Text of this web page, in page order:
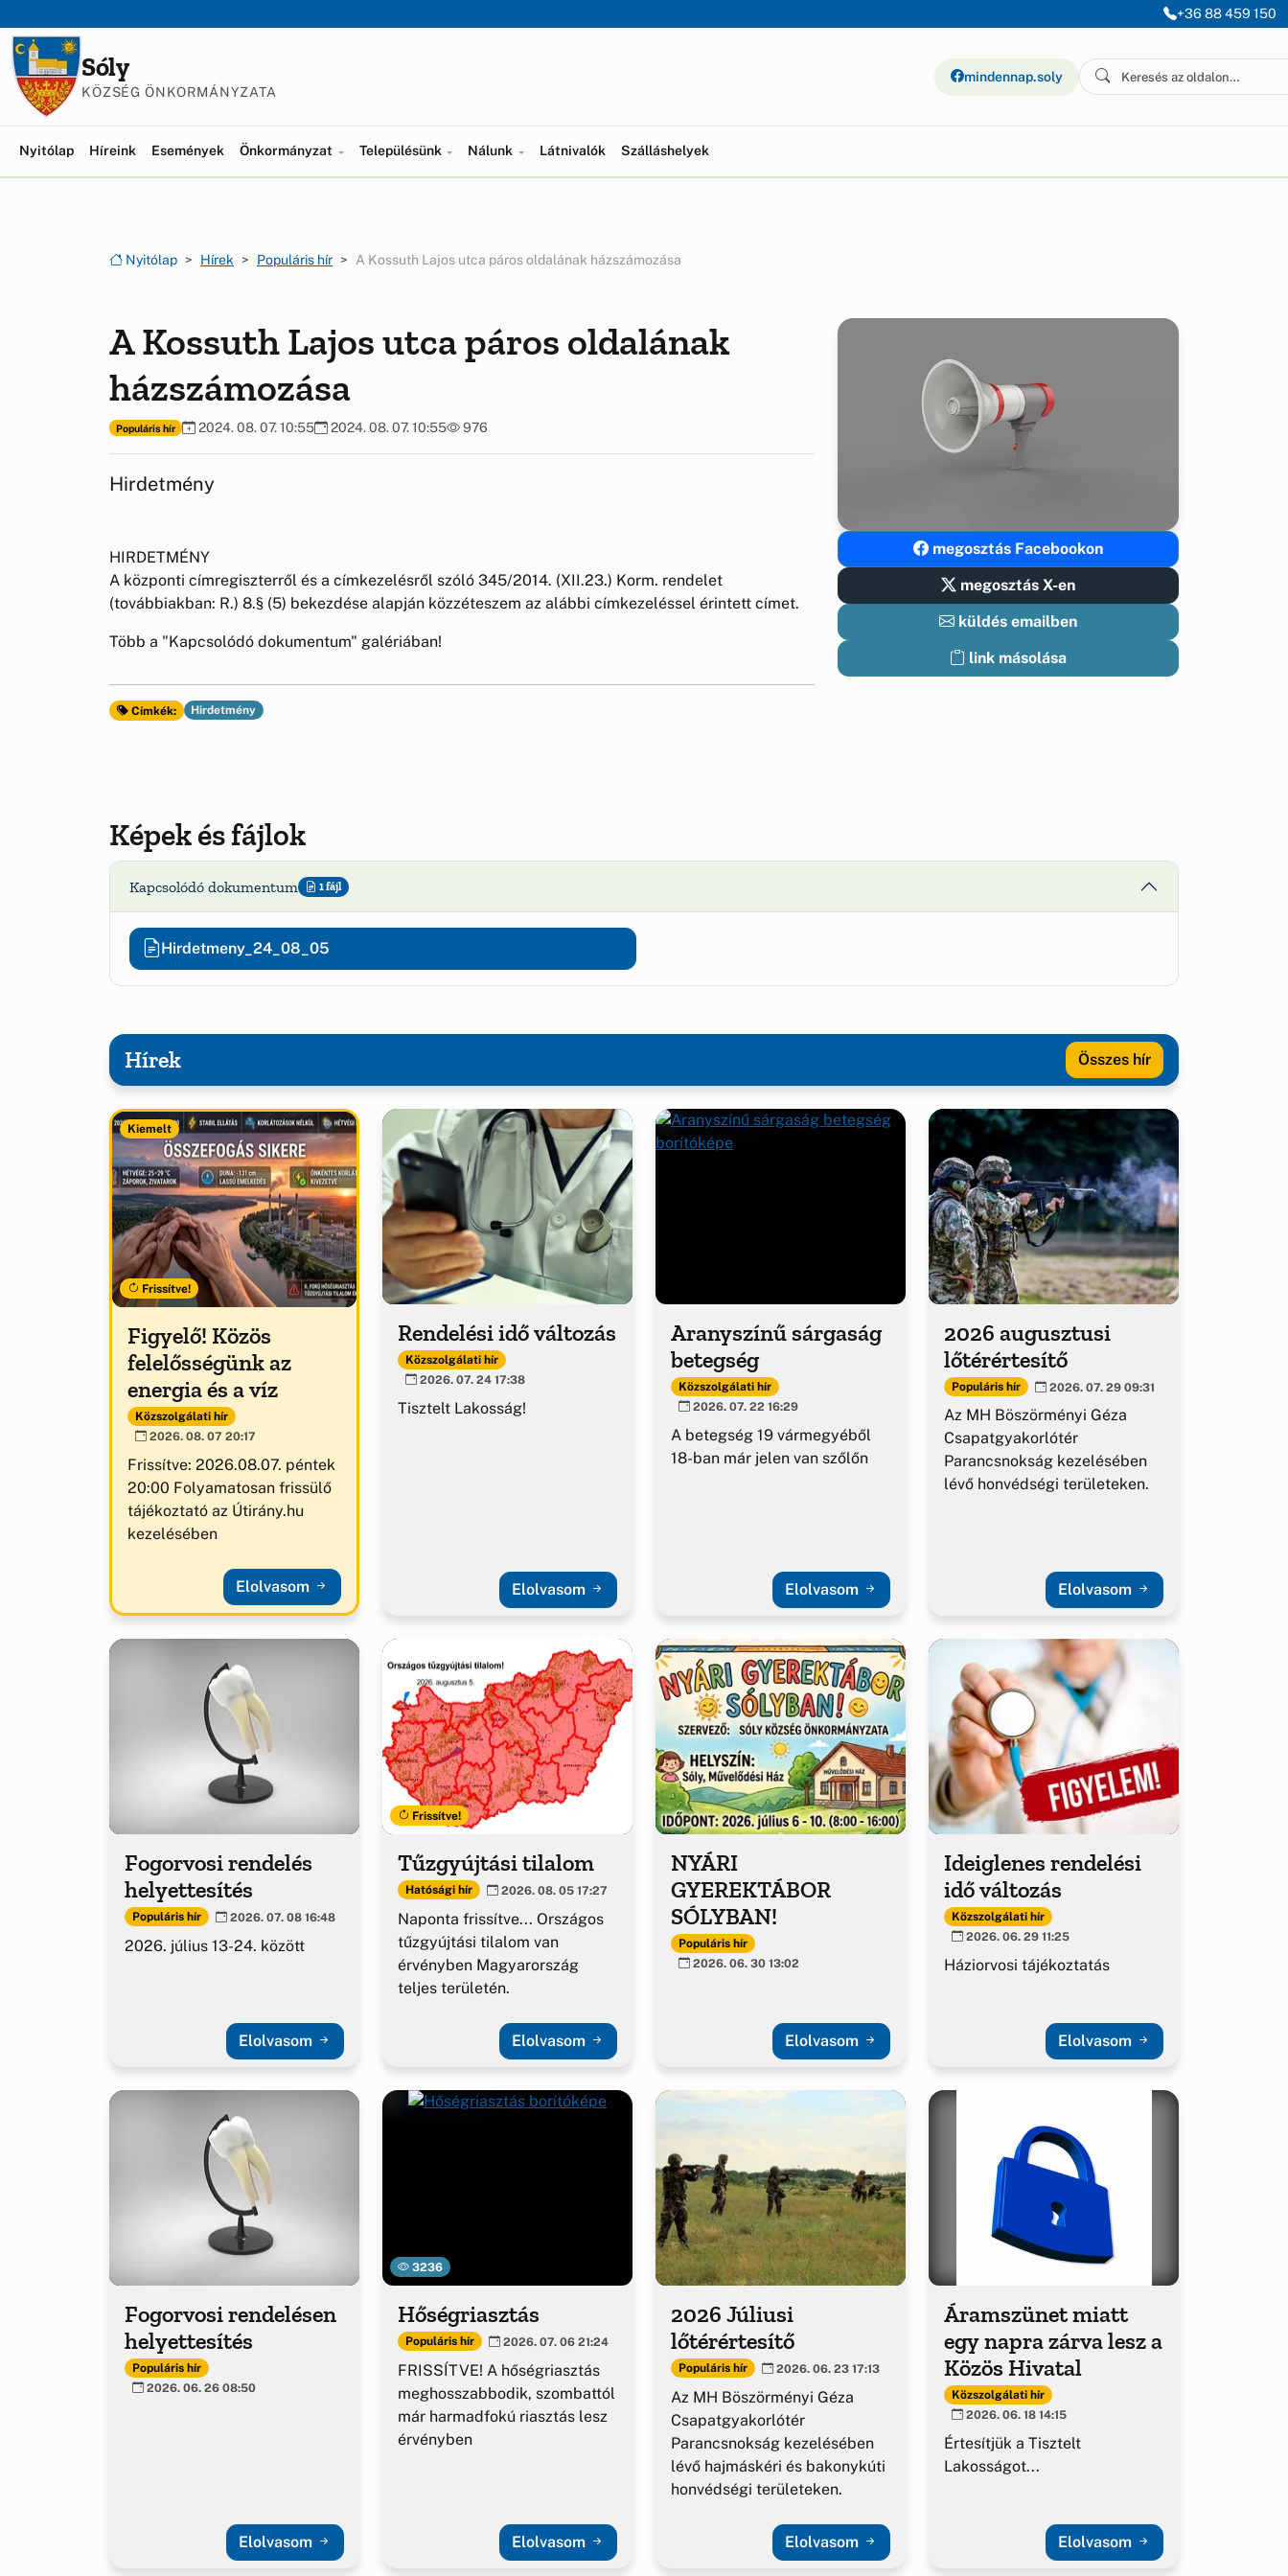
+36 88 459 150
Sóly
KÖZSÉG ÖNKORMÁNYZATA
mindennap.soly
Nyitólap Híreink Események Önkormányzat Településünk Nálunk Látnivalók Szálláshelyek
Nyitólap Hírek Populáris hír A Kossuth Lajos utca páros oldalának házszámozása
A Kossuth Lajos utca páros oldalának
házszámozása
Populáris hír 2024. 08. 07. 10:55 2024. 08. 07. 10:55 976
Hirdetmény
HIRDETMÉNY
A központi címregiszterről és a címkezelésről szóló 345/2014. (XII.23.) Korm. rendelet
(továbbiakban: R.) 8.§ (5) bekezdése alapján közzéteszem az alábbi címkezeléssel érintett címet.
Több a "Kapcsolódó dokumentum" galériában!
Címkék: Hirdetmény
megosztás Facebookon
megosztás X-en
küldés emailben
link másolása
Képek és fájlok
Kapcsolódó dokumentum 1 fájl
Hirdetmeny_24_08_05
Hírek Összes hír
Kiemelt
Frissítve!
Figyelő! Közös
felelősségünk az
energia és a víz
Közszolgálati hír
2026. 08. 07 20:17
Frissítve: 2026.08.07. péntek
20:00 Folyamatosan frissülő
tájékoztató az Útirány.hu
kezelésében
Elolvasom
Rendelési idő változás
Közszolgálati hír
2026. 07. 24 17:38
Tisztelt Lakosság!
Elolvasom
Aranyszínű sárgaság
betegség
Közszolgálati hír
2026. 07. 22 16:29
A betegség 19 vármegyéből
18-ban már jelen van szőlőn
Elolvasom
2026 augusztusi
lőtérértesítő
Populáris hír 2026. 07. 29 09:31
Az MH Böszörményi Géza
Csapatgyakorlótér
Parancsnokság kezelésében
lévő honvédségi területeken.
Elolvasom
Fogorvosi rendelés
helyettesítés
Populáris hír 2026. 07. 08 16:48
2026. július 13-24. között
Elolvasom
Frissítve!
Tűzgyújtási tilalom
Hatósági hír 2026. 08. 05 17:27
Naponta frissítve... Országos
tűzgyújtási tilalom van
érvényben Magyarország
teljes területén.
Elolvasom
NYÁRI
GYEREKTÁBOR
SÓLYBAN!
Populáris hír
2026. 06. 30 13:02
Elolvasom
Ideiglenes rendelési
idő változás
Közszolgálati hír
2026. 06. 29 11:25
Háziorvosi tájékoztatás
Elolvasom
Fogorvosi rendelésen
helyettesítés
Populáris hír
2026. 06. 26 08:50
Elolvasom
3236
Hőségriasztás
Populáris hír 2026. 07. 06 21:24
FRISSÍTVE! A hőségriasztás
meghosszabbodik, szombattól
már harmadfokú riasztás lesz
érvényben
Elolvasom
2026 Júliusi
lőtérértesítő
Populáris hír 2026. 06. 23 17:13
Az MH Böszörményi Géza
Csapatgyakorlótér
Parancsnokság kezelésében
lévő hajmáskéri és bakonykúti
honvédségi területeken.
Elolvasom
Áramszünet miatt
egy napra zárva lesz a
Közös Hivatal
Közszolgálati hír
2026. 06. 18 14:15
Értesítjük a Tisztelt
Lakosságot...
Elolvasom